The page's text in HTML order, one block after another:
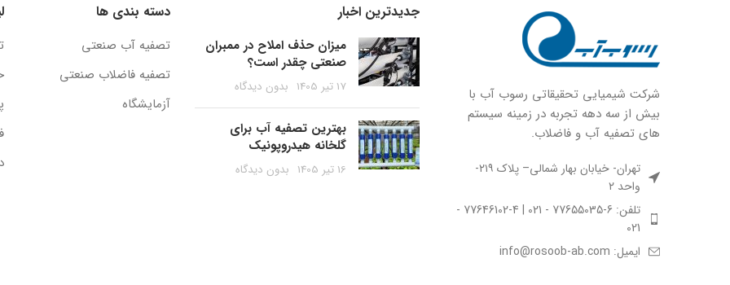
شركت شيميايى تحقیقاتی رسوب آب با
بيش از سه دهه تجربه در زمينه سيستم
هاى تصفيه آب و فاضلاب.
تهران- خیابان بهار شمالی– پلاک ۲۱۹-
واحد ۲
تلفن: 6-77655035 - 021 | 4-77646102 -
021
ایمیل: info@rosoob-ab.com
جدیدترین اخبار
میزان حذف املاح در ممبران
صنعتی چقدر است؟
17 تیر 1405 بدون دیدگاه
بهترین تصفیه آب برای
گلخانه هیدروپونیک
16 تیر 1405 بدون دیدگاه
دسته بندی ها
تصفیه آب صنعتی
تصفیه فاضلاب صنعتی
آزمایشگاه